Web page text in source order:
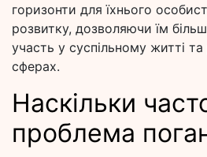
горизонти для їхнього
розвитку, дозволяючи їм
участь у суспільному житті
сферах.
Наскільки
проблема